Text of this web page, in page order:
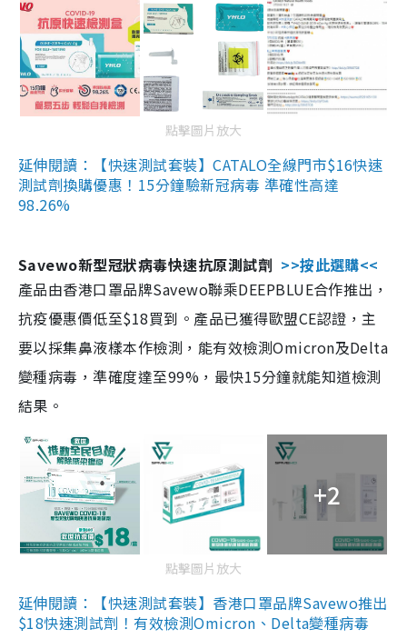
點擊圖片放大
延伸閱讀：【快速測試套裝】CATALO全線門市$16快速
測試劑換購優惠！15分鐘驗新冠病毒 準確性高達
98.26%
Savewo新型冠狀病毒快速抗原測試劑 >>按此選購<<
產品由香港口罩品牌Savewo聯乘DEEPBLUE合作推出，
抗疫優惠價低至$18買到。產品已獲得歐盟CE認證，主
要以採集鼻液樣本作檢測，能有效檢測Omicron及Delta
變種病毒，準確度達至99%，最快15分鐘就能知道檢測
結果。
+2
點擊圖片放大
延伸閱讀：【快速測試套裝】香港口罩品牌Savewo推出
$18快速測試劑！有效檢測Omicron、Delta變種病毒